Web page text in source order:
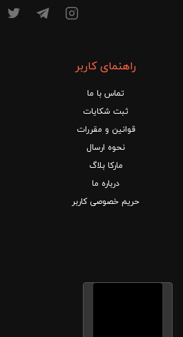
راهنمای کاربر
تماس با ما
ثبت شکایات
قوانین و مقررات
نحوه ارسال
مارکا بلاگ
درباره ما
حریم خصوصی کاربر